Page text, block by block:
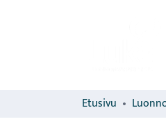
Etusivu